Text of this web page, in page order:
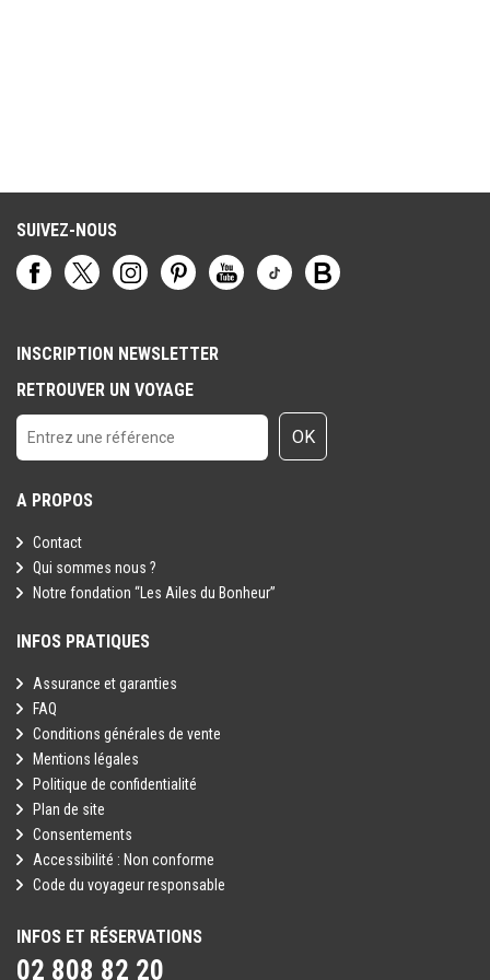
SUIVEZ-NOUS
INSCRIPTION NEWSLETTER
RETROUVER UN VOYAGE
OK
A PROPOS
Contact
Qui sommes nous ?
Notre fondation “Les Ailes du Bonheur”
INFOS PRATIQUES
Assurance et garanties
FAQ
Conditions générales de vente
Mentions légales
Politique de confidentialité
Plan de site
Consentements
Accessibilité : Non conforme
Code du voyageur responsable
INFOS ET RÉSERVATIONS
02 808 82 20